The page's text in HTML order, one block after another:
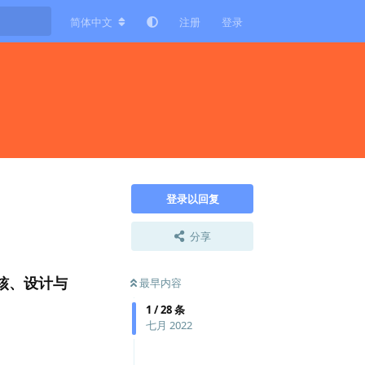
简体中文 注册 登录
登录以回复
分享
最早内容
1 /28条
七月 2022
、设计与